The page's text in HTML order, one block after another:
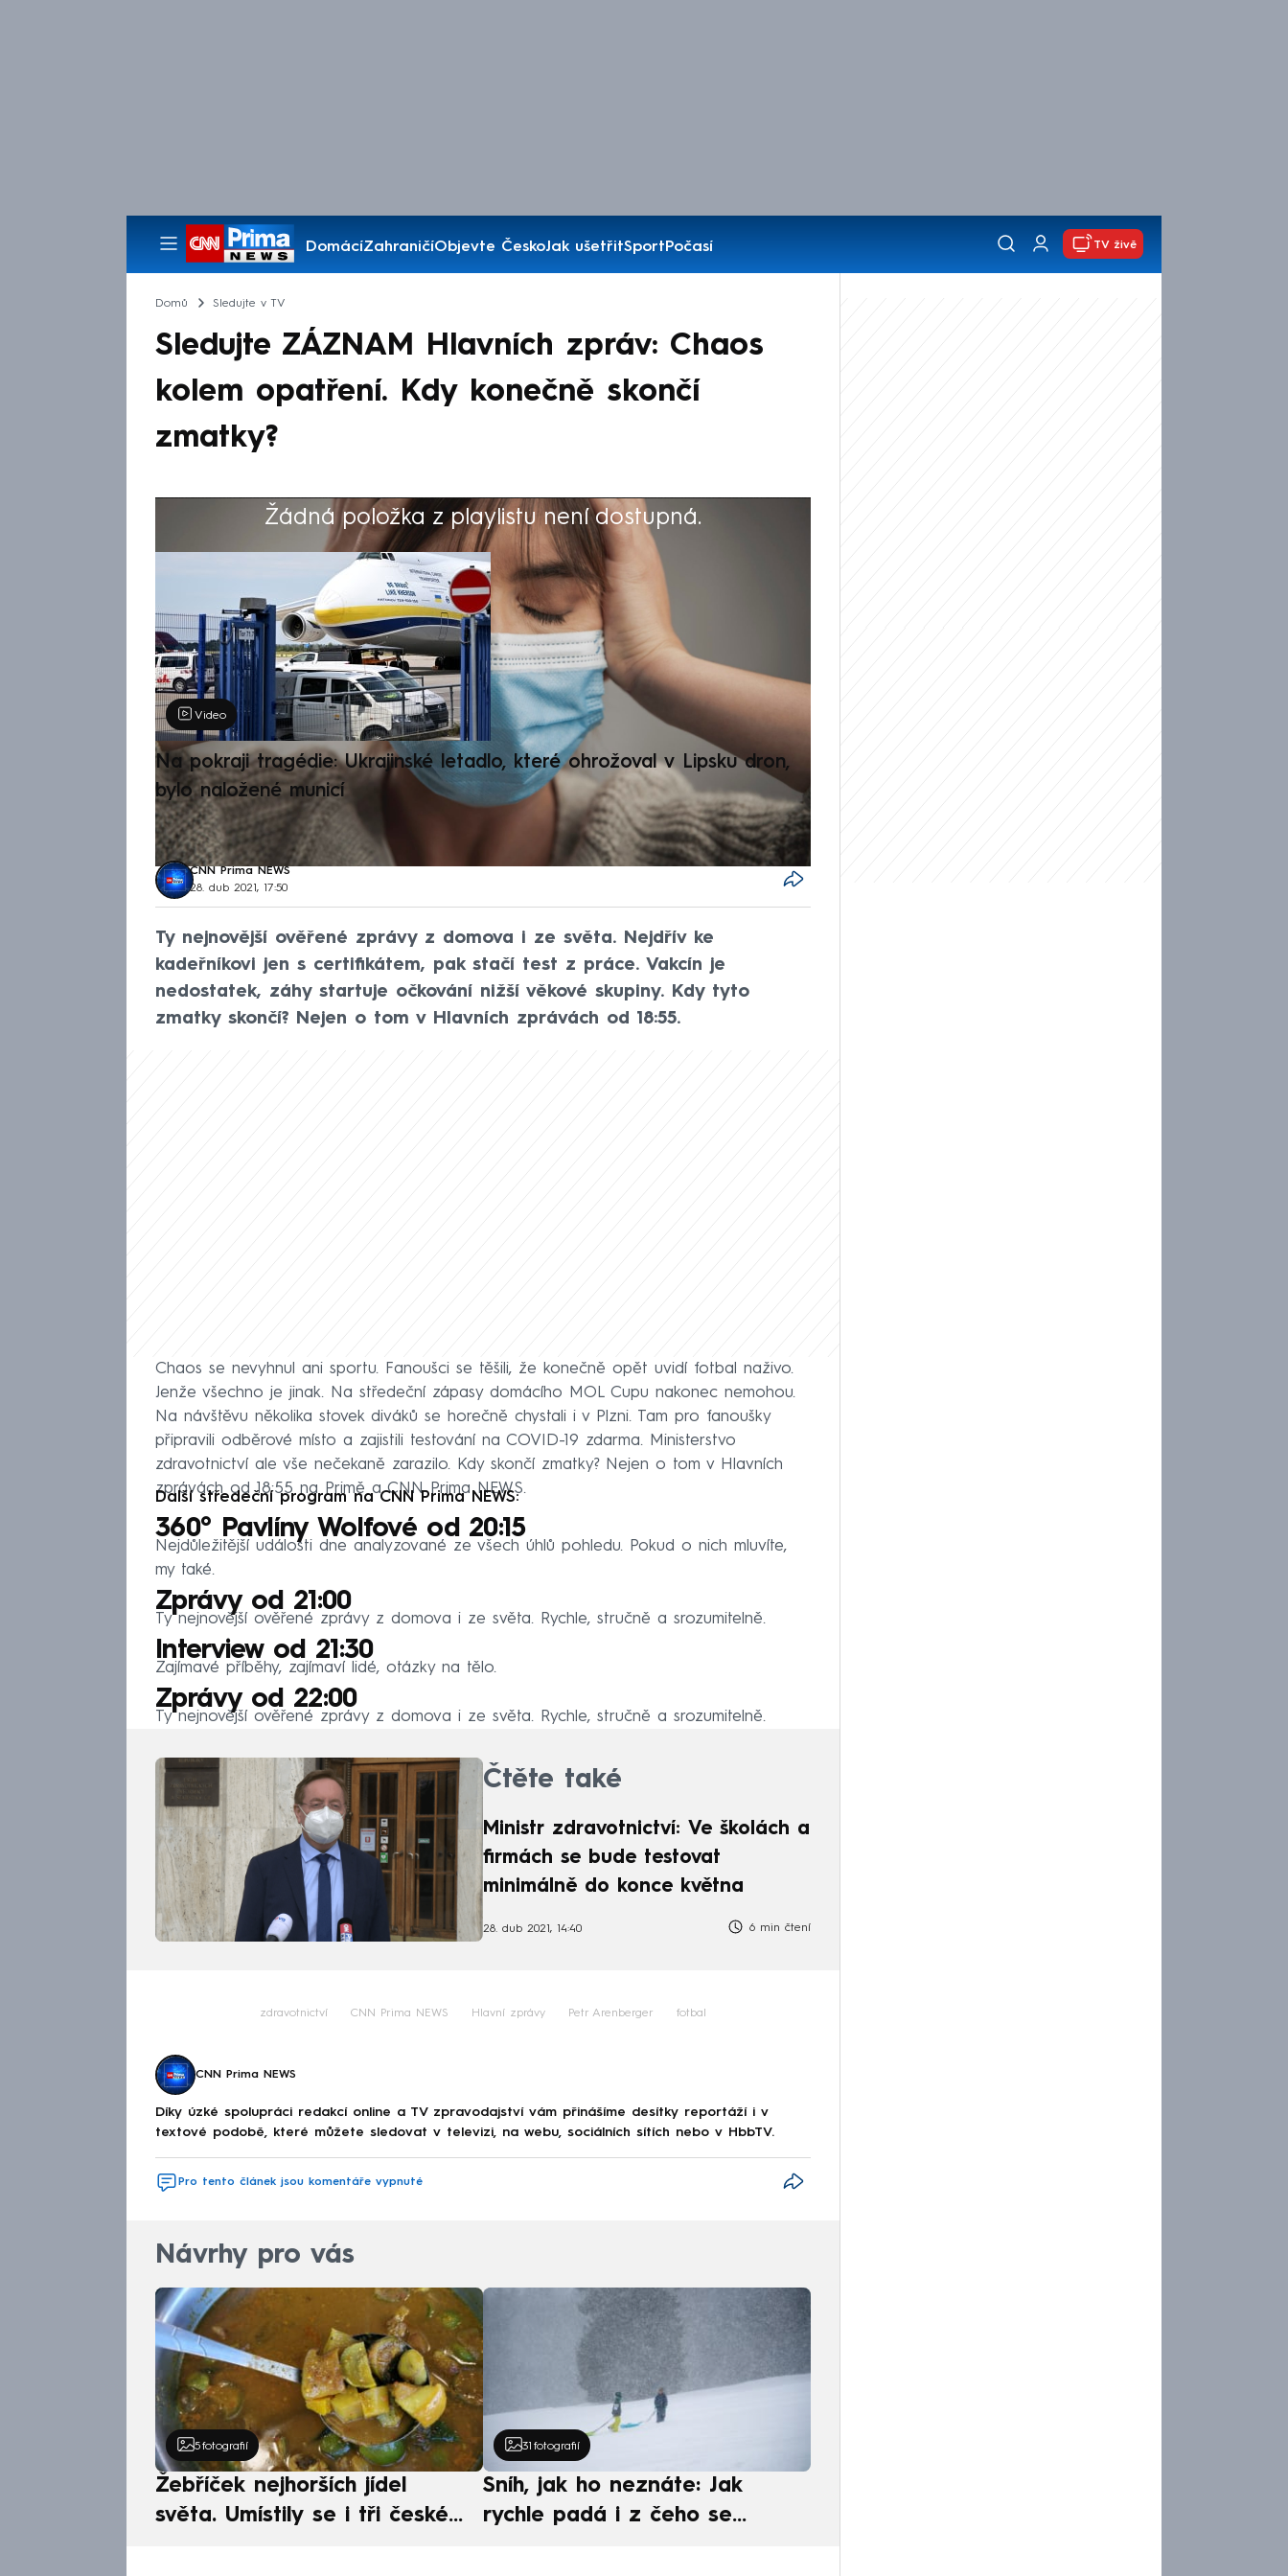
DomácíZahraničíObjevte ČeskoJak ušetřitSportPočasí
Pořady
TV živě
Domů Sledujte v TV
Sledujte ZÁZNAM Hlavních zpráv: Chaos
kolem opatření. Kdy konečně skončí
zmatky?
Žádná položka z playlistu není dostupná.
Výběr redakce
Video
Na pokraji tragédie: Ukrajinské letadlo, které ohrožoval v Lipsku dron,
bylo naložené municí
CNN Prima NEWS
28. dub 2021, 17:50
Ty nejnovější ověřené zprávy z domova i ze světa. Nejdřív ke
kadeřníkovi jen s certifikátem, pak stačí test z práce. Vakcín je
nedostatek, záhy startuje očkování nižší věkové skupiny. Kdy tyto
zmatky skončí? Nejen o tom v Hlavních zprávách od 18:55.
Chaos se nevyhnul ani sportu. Fanoušci se těšili, že konečně opět uvidí fotbal naživo.
Jenže všechno je jinak. Na středeční zápasy domácího MOL Cupu nakonec nemohou.
Na návštěvu několika stovek diváků se horečně chystali i v Plzni. Tam pro fanoušky
připravili odběrové místo a zajistili testování na COVID-19 zdarma. Ministerstvo
zdravotnictví ale vše nečekaně zarazilo. Kdy skončí zmatky? Nejen o tom v Hlavních
zprávách od 18:55 na Primě a CNN Prima NEWS.
Další středeční program na CNN Prima NEWS:
360° Pavlíny Wolfové od 20:15
Nejdůležitější události dne analyzované ze všech úhlů pohledu. Pokud o nich mluvíte,
my také.
Zprávy od 21:00
Ty nejnovější ověřené zprávy z domova i ze světa. Rychle, stručně a srozumitelně.
Interview od 21:30
Zajímavé příběhy, zajímaví lidé, otázky na tělo.
Zprávy od 22:00
Ty nejnovější ověřené zprávy z domova i ze světa. Rychle, stručně a srozumitelně.
Čtěte také
Ministr zdravotnictví: Ve školách a
firmách se bude testovat
minimálně do konce května
28. dub 2021, 14:40 6 min čtení
zdravotnictví CNN Prima NEWS Hlavní zprávy Petr Arenberger fotbal
CNN Prima NEWS
Díky úzké spolupráci redakcí online a TV zpravodajství vám přinášíme desítky reportáží i v
textové podobě, které můžete sledovat v televizi, na webu, sociálních sítích nebo v HbbTV.
Pro tento článek jsou komentáře vypnuté
Návrhy pro vás
5 fotografií
Žebříček nejhorších jídel
světa. Umístily se i tři české
31 fotografií
Sníh, jak ho neznáte: Jak
rychle padá i z čeho se